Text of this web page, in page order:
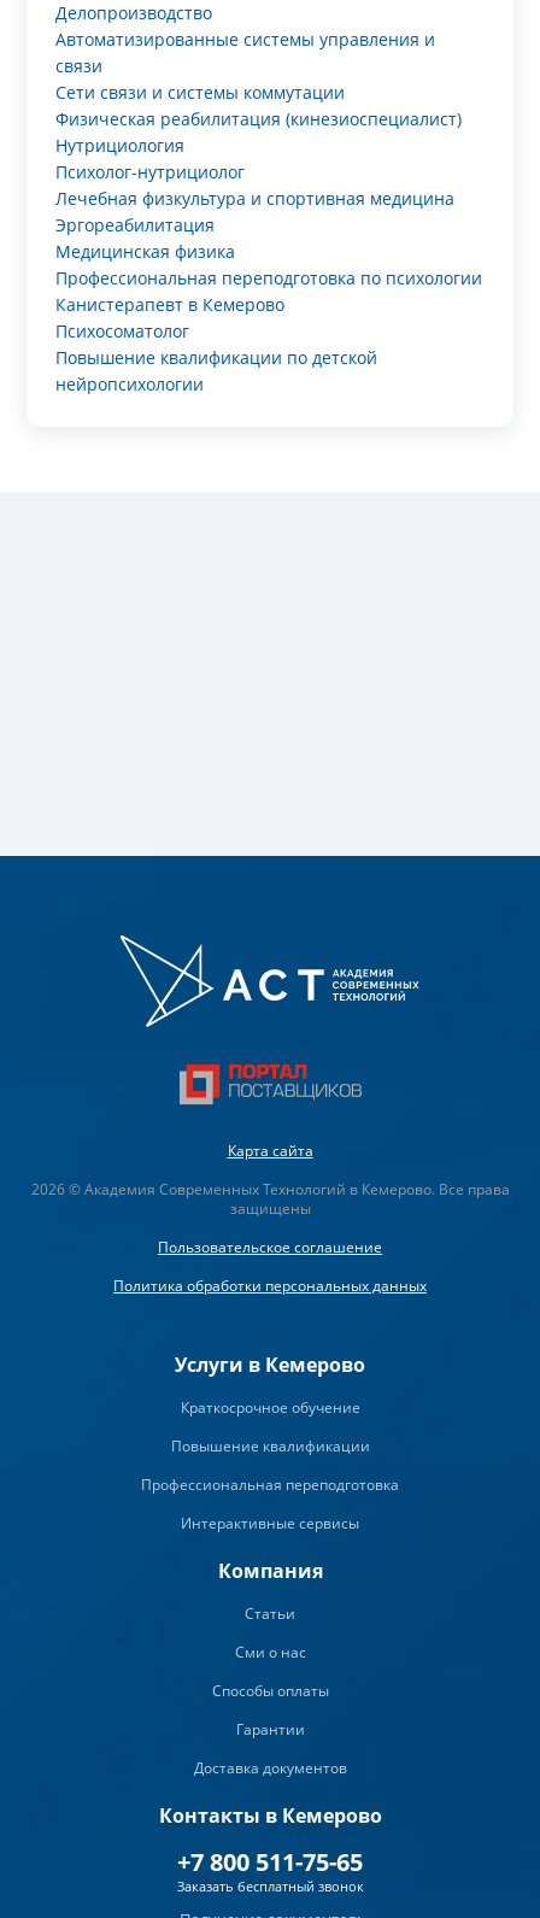
Делопроизводство
Автоматизированные системы управления и
связи
Сети связи и системы коммутации
Физическая реабилитация (кинезиоспециалист)
Нутрициология
Психолог-нутрициолог
Лечебная физкультура и спортивная медицина
Эргореабилитация
Медицинская физика
Профессиональная переподготовка по психологии
Канистерапевт в Кемерово
Психосоматолог
Повышение квалификации по детской
нейропсихологии
Карта сайта
2026 © Академия Современных Технологий в Кемерово. Все права
защищены
Пользовательское соглашение
Политика обработки персональных данных
Услуги в Кемерово
Краткосрочное обучение
Повышение квалификации
Профессиональная переподготовка
Интерактивные сервисы
Компания
Статьи
Сми о нас
Способы оплаты
Гарантии
Доставка документов
Контакты в Кемерово
+7 800 511-75-65
Заказать бесплатный звонок